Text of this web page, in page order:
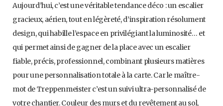
Aujourd’hui, c’est une véritable tendance déco : un escalier
gracieux, aérien, tout en légèreté, d’inspiration résolument
design, qui habille l’espace en privilégiant la luminosité… et
qui permet ainsi de gagner de la place avec un escalier
fiable, précis, professionnel, combinant plusieurs matières
pour une personnalisation totale à la carte. Car le maître-
mot de Treppenmeister c’est un suivi ultra-personnalisé de
votre chantier. Couleur des murs et du revêtement au sol,